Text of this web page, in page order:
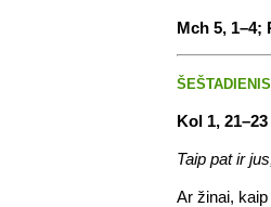
Mch 5, 1–4;
Kol 1, 21–23
Taip pat ir
Ar žinai,